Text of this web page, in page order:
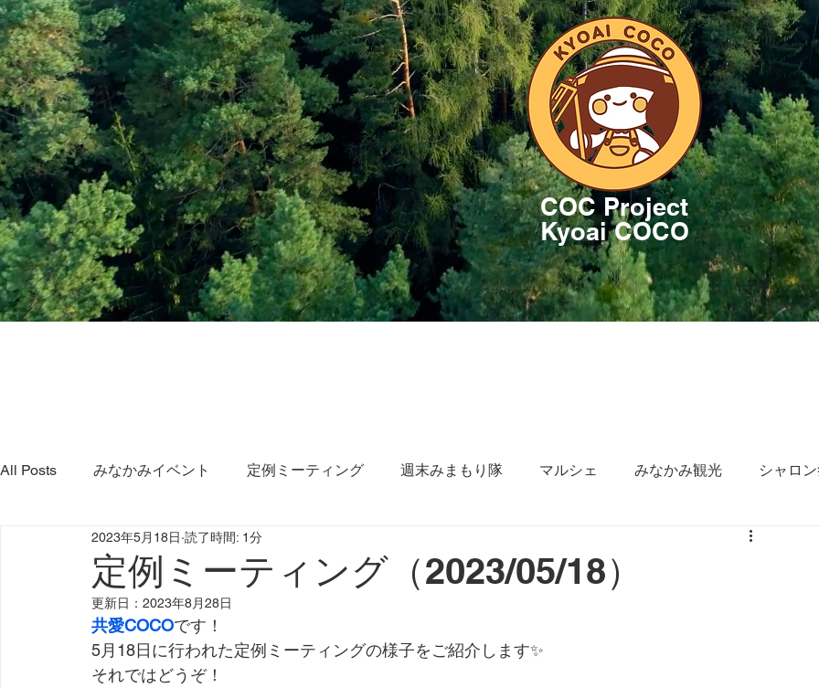
COC Project
Kyoai COCO
All Posts みなかみイベント 定例ミーティング 週末みまもり隊 マルシェ みなかみ観光 シャロ
やま・さと応緑隊 イベント fm gunma
みなかみ町観光協会 プロジェクト
定例ミーティング（2023/05/18）
2023年5月18日 読了時間: 1分
更新日： 2023年8月28日
共愛COCOです！
5月18日に行われた定例ミーティングの様子をご紹介します✨
それではどうぞ！